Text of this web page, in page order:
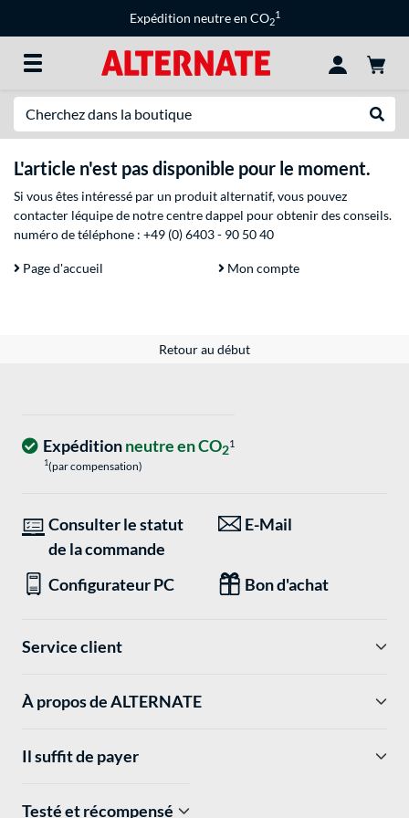
Expédition neutre en CO2
1
L'article n'est pas disponible pour le moment.
Si vous êtes intéressé par un produit alternatif, vous pouvez
contacter léquipe de notre centre dappel pour obtenir des conseils.
numéro de téléphone : +49 (0) 6403 - 90 50 40
Page d'accueil Mon compte
Retour au début
Expéditionneutre en CO21
1(par compensation)
Consulter le statut
de la commande
E-Mail
Configurateur PC Bon d'achat
Service client
À propos de ALTERNATE
Il suffit de payer
Testé et récompensé